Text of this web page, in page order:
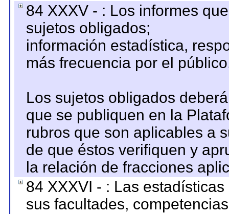
84 XXXV - : Los informes
sujetos obligados;
información estadística,
más frecuencia por el
Los sujetos obligados
que se publiquen en la
rubros que son aplicables a
de que éstos verifiquen y
la relación de fracciones
84 XXXVI - : Las
sus facultades,